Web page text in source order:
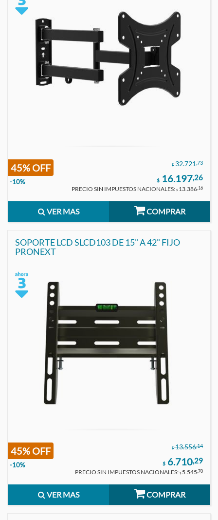
$ 32.721,73
45% OFF
-10% $ 16.197,26
PRECIO SIN IMPUESTOS NACIONALES: $ 13.386,16
VER MAS COMPRAR
SOPORTE LCD SLCD103 DE 15" A 42" FIJO
PRONEXT
$ 13.556,14
45% OFF
-10% $ 6.710,29
PRECIO SIN IMPUESTOS NACIONALES: $ 5.545,70
VER MAS COMPRAR